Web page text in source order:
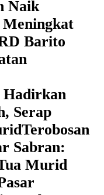
Naik
Barito
Hadirkan
Serap
‎Terobosan
Sabran:
Murid